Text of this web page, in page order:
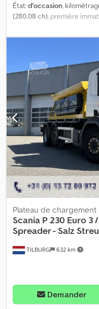
État:d'occasion,
(280,08 ch), première
essieux, couleur:rouge,
chargement:50 m³ ,
, largeur de l’espace
l'espace de chargement:
Équipement:ABS, filtre à
isotherme * Dimensions de
x 2 200 mm * Plateau
Plancher en aluminium *
courte * Suspension
relevable * Pare-soleil *
différentiel Chedpfx Afozrir
automatique à 3 pédales *
recul * État des pneus :
TILBURG 632 km
Plateau de chargement
Scania P 230 Euro 3
Spreader - Salz
Demander